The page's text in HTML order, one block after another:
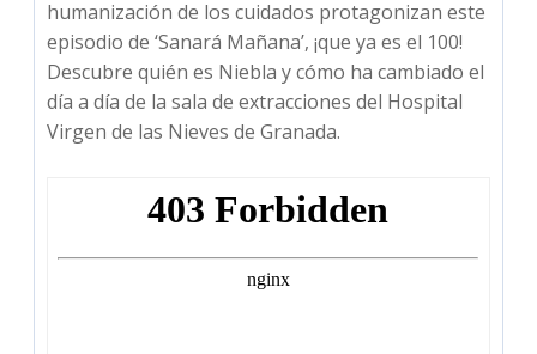
humanización de los cuidados protagonizan este
episodio de ‘Sanará Mañana’, ¡que ya es el 100!
Descubre quién es Niebla y cómo ha cambiado el
día a día de la sala de extracciones del Hospital
Virgen de las Nieves de Granada.